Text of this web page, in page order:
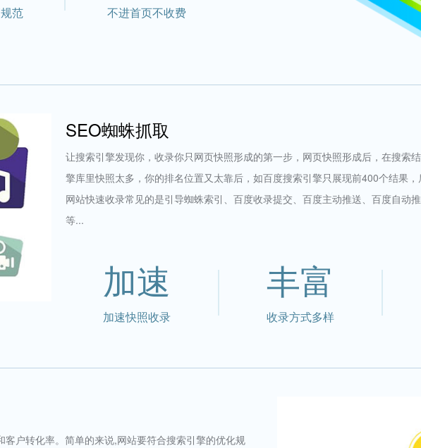
范 不进首页不收费
SEO蜘蛛抓取
让搜索引擎发现你，收录你只网页快照形成的第一步，网页快照形成后，在搜索
擎库里快照太多，你的排名位置又太靠后，如百度搜索引擎只展现前400个结果
网站快速收录常见的是引导蜘蛛索引、百度收录提交、百度主动推送、百度自动
等...
加速
加速快照收录
丰富
收录方式多样
户转化率。简单的来说,网站要符合搜索引擎的优化规